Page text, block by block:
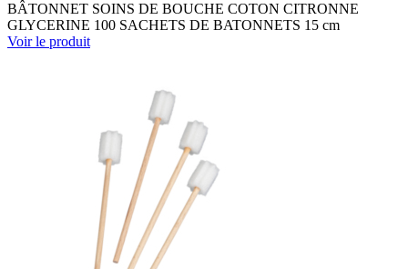
BÂTONNET SOINS DE BOUCHE COTON CITRONNE
GLYCERINE 100 SACHETS DE BATONNETS 15 cm
Voir le produit